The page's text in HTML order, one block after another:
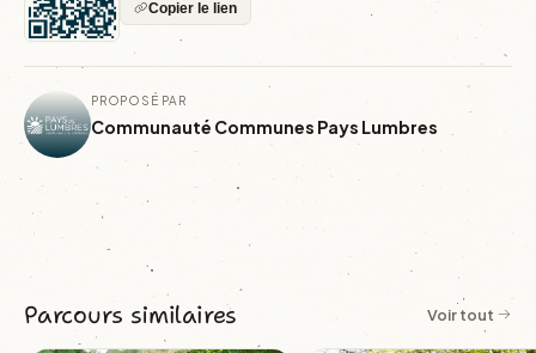
Copier le lien
PROPOSÉ PAR
Communauté Communes Pays Lumbres
Parcours similaires Voir tout